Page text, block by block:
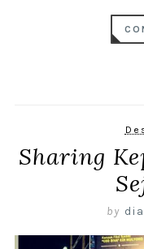
Sharing
by